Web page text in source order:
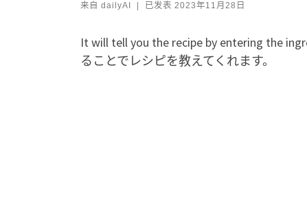
来自 dailyAI 已发表 2023年11月28日
It will tell you the recipe by entering the
ることでレシピを教えてくれます。